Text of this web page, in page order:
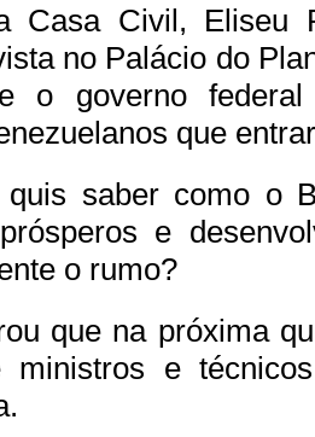
Casa Civil, Eliseu
no Palácio do
o governo
que
quis saber como o
e
o rumo?
que na próxima
ministros e